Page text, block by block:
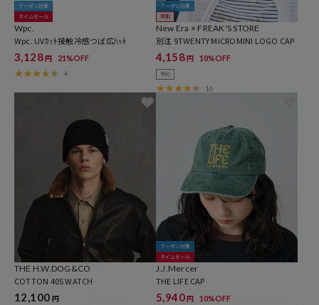
クーポン対象
タイムセール
Wpc.
Wpc. UVｶｯﾄ接触冷感つば広ﾊｯﾄ
3,128円 21%OFF
4
クーポン対象
早割
New Era × FREAK'S STORE
別注 9TWENTY MICROMINI LOGO CAP
4,158円 10%OFF
予約
16
THE H.W.DOG&CO
COTTON 40S WATCH
12,100 円
クーポン対象
タイムセール
J.J.Mercer
THE LIFE CAP
5,940円 10%OFF